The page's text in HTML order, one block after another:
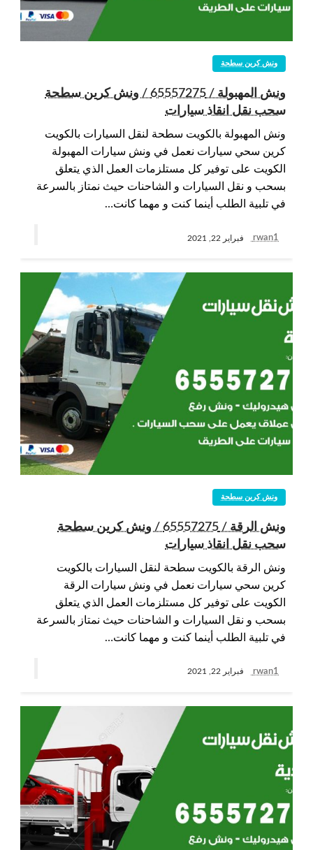
ونش كرين سطحة
ونش المهبولة / 65557275 / ونش كرين سطحة
سحب نقل انقاذ سيارات
ونش المهبولة بالكويت سطحة لنقل السيارات بالكويت
كرين سحي سيارات نعمل في ونش سيارات المهبولة
الكويت على توفير كل مستلزمات العمل الذي يتعلق
بسحب و نقل السيارات و الشاحنات حيث نمتاز بالسرعة
في تلبية الطلب أينما كنت و مهما كانت…
rwan1 فبراير 22, 2021
ونش كرين سطحة
ونش الرقة / 65557275 / ونش كرين سطحة
سحب نقل انقاذ سيارات
ونش الرقة بالكويت سطحة لنقل السيارات بالكويت
كرين سحي سيارات نعمل في ونش سيارات الرقة
الكويت على توفير كل مستلزمات العمل الذي يتعلق
بسحب و نقل السيارات و الشاحنات حيث نمتاز بالسرعة
في تلبية الطلب أينما كنت و مهما كانت…
rwan1 فبراير 22, 2021